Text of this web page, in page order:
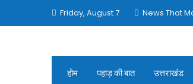
Friday, August 7 News That
होम पहाड़ की बात उत्तराखंड